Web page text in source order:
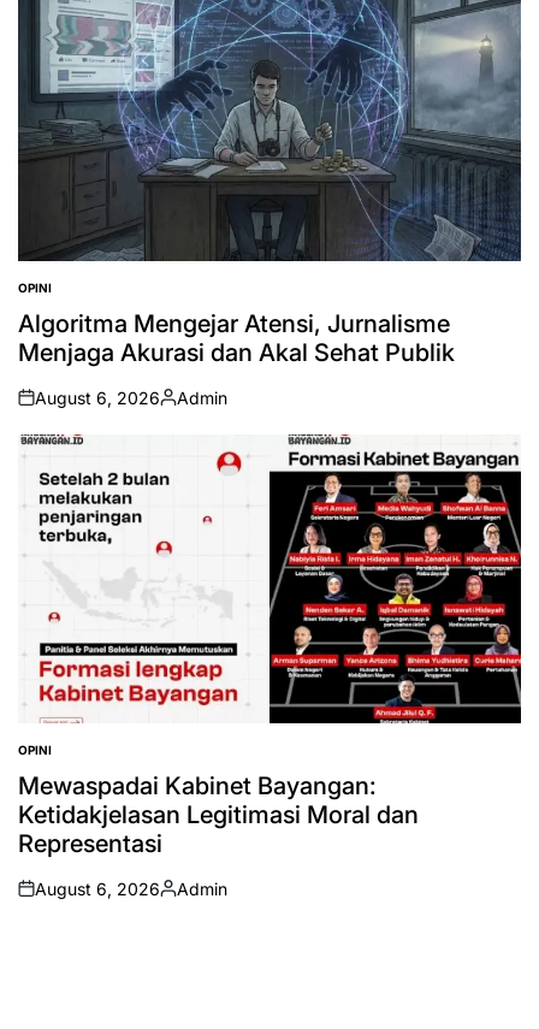
POSTED
IN
OPINI
Algoritma Mengejar Atensi, Jurnalisme
Menjaga Akurasi dan Akal Sehat Publik
on
August 6, 2026
Posted
Admin
POSTED
IN
OPINI
Mewaspadai Kabinet Bayangan:
Ketidakjelasan Legitimasi Moral dan
Representasi
on
August 6, 2026
Posted
Admin